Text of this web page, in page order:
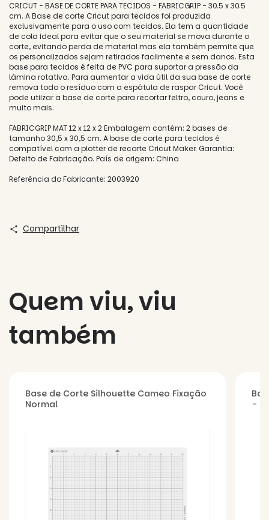
CRICUT - BASE DE CORTE PARA TECIDOS - FABRICGRIP - 30.5 x 30.5
cm. A Base de corte Cricut para tecidos foi produzida
exclusivamente para o uso com tecidos. Ela tem a quantidade
de cola ideal para evitar que o seu material se mova durante o
corte, evitando perda de material mas ela também permite que
os personalizados sejam retirados facilmente e sem danos. Esta
base para tecidos é feita de PVC para suportar a pressão da
lâmina rotativa. Para aumentar a vida útil da sua base de corte
remova todo o resíduo com a espátula de raspar Cricut. Você
pode utiizar a base de corte para recortar feltro, couro, jeans e
muito mais.
FABRICGRIP MAT 12 x 12 x 2 Embalagem contém: 2 bases de
tamanho 30,5 x 30,5 cm. A base de corte para tecidos é
compatível com a plotter de recorte Cricut Maker. Garantia:
Defeito de Fabricação. País de origem: China
Referência do Fabricante: 2003920
Compartilhar
Quem viu, viu
também
Base de Corte Silhouette Cameo Fixação
Normal
-